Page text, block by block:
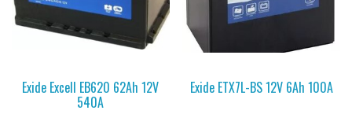
Exide Excell EB620 62Ah 12V
540A
Exide ETX7L-BS 12V 6Ah 100A